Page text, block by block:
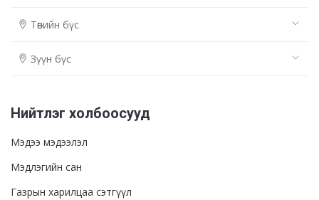
Төвийн бүс
Зүүн бүс
Нийтлэг холбоосууд
Мэдээ мэдээлэл
Мэдлэгийн сан
Газрын харилцаа сэтгүүл